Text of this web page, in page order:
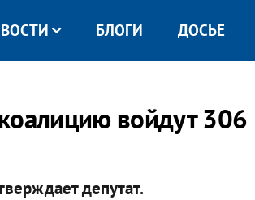
БЛОГИ ДОСЬЕ
войдут 306
депутат.